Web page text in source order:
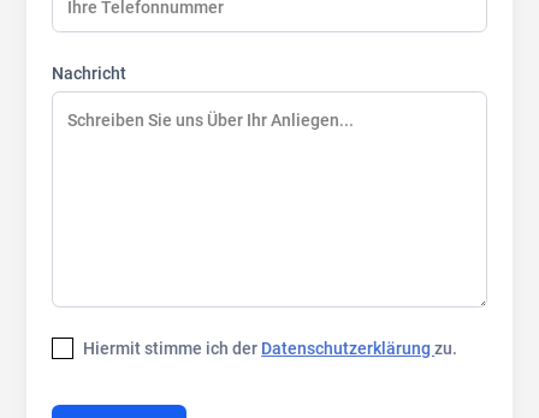
Nachricht
Hiermit stimme ich der Datenschutzerklärungzu.